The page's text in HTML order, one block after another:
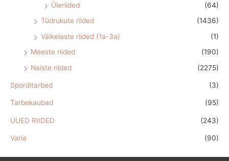
Üleriided
(64)
Tüdrukute riided
(1436)
Väikelaste riided (1a-3a)
(1)
Meeste riided
(190)
Naiste riided
(2275)
Sporditarbed (3)
Tarbekaubad (95)
UUED RIIDED (243)
Varia (90)